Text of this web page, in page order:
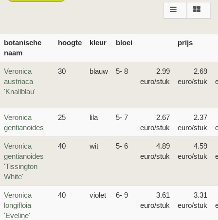
botanische
naam
hoogte kleur bloei prijs
Veronica
austriaca
'Knallblau'
30 blauw 5- 8
2.99
euro/stuk
2.69
euro/stuk
Veronica
gentianoides
25 lila 5- 7
2.67
euro/stuk
2.37
euro/stuk
Veronica
gentianoides
'Tissington
White'
40 wit 5- 6
4.89
euro/stuk
4.59
euro/stuk
Veronica
longifloia
'Eveline'
40 violet 6- 9
3.61
euro/stuk
3.31
euro/stuk